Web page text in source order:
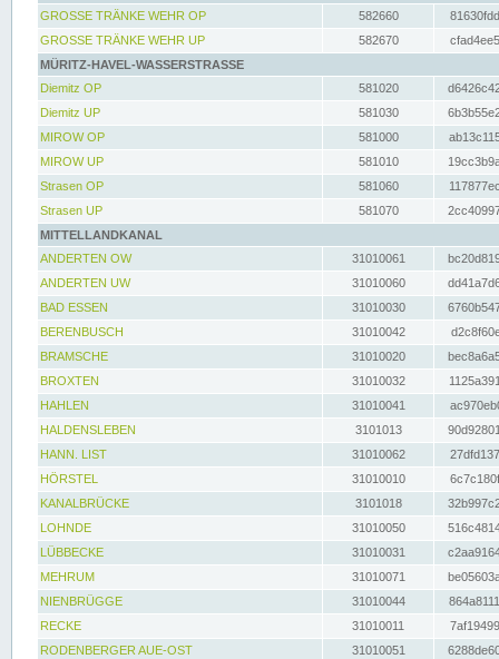
GROSSE TRÄNKE WEHR OP
582660
GROSSE TRÄNKE WEHR UP
582670
MÜRITZ-HAVEL-WASSERSTRASSE
Diemitz OP
581020
Diemitz UP
581030
MIROW OP
581000
MIROW UP
581010
Strasen OP
581060
Strasen UP
581070
MITTELLANDKANAL
ANDERTEN OW
31010061
ANDERTEN UW
31010060
BAD ESSEN
31010030
BERENBUSCH
31010042
BRAMSCHE
31010020
BROXTEN
31010032
HAHLEN
31010041
HALDENSLEBEN
3101013
HANN. LIST
31010062
HÖRSTEL
31010010
KANALBRÜCKE
3101018
LOHNDE
31010050
LÜBBECKE
31010031
MEHRUM
31010071
NIENBRÜGGE
31010044
RECKE
31010011
RODENBERGER AUE-OST
31010051